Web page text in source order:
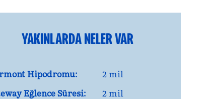
YAKINLARDA NELER VAR
Hipodromu:
2 mil
Eğlence Süresi:
2 mil